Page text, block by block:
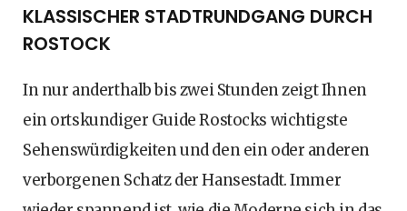
KLASSISCHER STADTRUNDGANG DURCH
ROSTOCK
In nur anderthalb bis zwei Stunden zeigt Ihnen
ein ortskundiger Guide Rostocks wichtigste
Sehenswürdigkeiten und den ein oder anderen
verborgenen Schatz der Hansestadt. Immer